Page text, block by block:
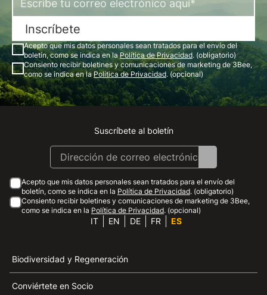
Inscríbete
Acepto que mis datos personales sean tratados para el envío del
boletín, como se indica en laPolítica de Privacidad. (obligatorio)
Consiento recibir boletines y comunicaciones de marketing de 3Bee,
como se indica en laPolítica de Privacidad. (opcional)
Instagram
Facebook
Linkedin
Youtube
Suscríbete al boletín
Acepto que mis datos personales sean tratados para el envío del
boletín, como se indica en la Política de Privacidad. (obligatorio)
Consiento recibir boletines y comunicaciones de marketing de 3Bee,
como se indica en la Política de Privacidad. (opcional)
IT EN DE FR ES
Biodiversidad y Regeneración
Conviértete en Socio